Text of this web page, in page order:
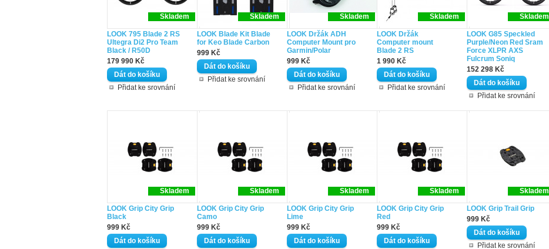
Skladem
LOOK 795 Blade 2 RS
Ultegra Di2 Pro Team
Black / R50D
179 990 Kč
Přidat ke srovnání
Skladem
LOOK Blade Kit Blade
for Keo Blade Carbon
999 Kč
Přidat ke srovnání
Skladem
LOOK Držák ADH
Computer Mount pro
Garmin/Polar
999 Kč
Přidat ke srovnání
Skladem
LOOK Držák
Computer mount
Blade 2 RS
1 990 Kč
Přidat ke srovnání
Skladem
LOOK G85 Speckled
Purple/Neon Red Sram
Force XLPR AXS
Fulcrum Soniq
152 298 Kč
Přidat ke srovnání
Skladem
LOOK Grip City Grip
Black
999 Kč
Skladem
LOOK Grip City Grip
Camo
999 Kč
Skladem
LOOK Grip City Grip
Lime
999 Kč
Skladem
LOOK Grip City Grip
Red
999 Kč
Skladem
LOOK Grip Trail Grip
999 Kč
Přidat ke srovnání